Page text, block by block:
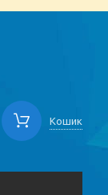
Кошик